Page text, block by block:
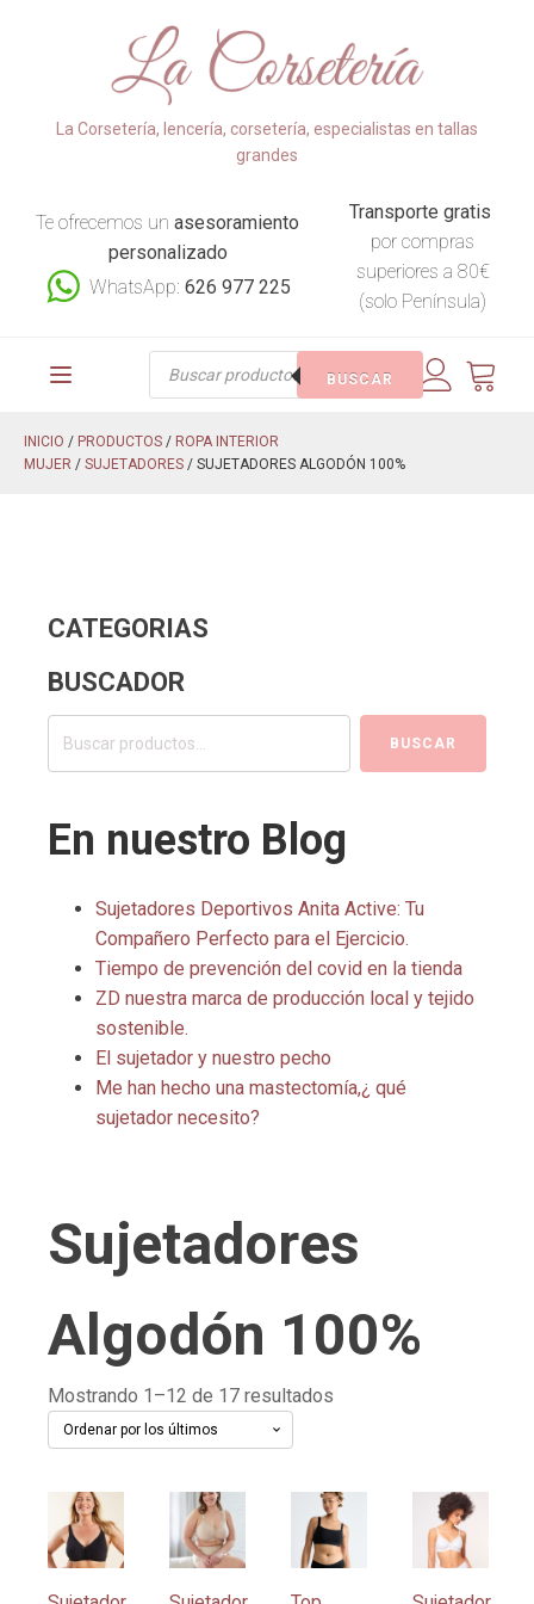
La Corsetería, lencería, corsetería, especialistas en tallas
grandes
Te ofrecemos unasesoramiento
personalizado
WhatsApp:626 977 225
Transporte gratis
por compras
superiores a 80€
(solo Península)
Búsqueda
BUSCAR
INICIO / PRODUCTOS / ROPA INTERIOR
MUJER / SUJETADORES / SUJETADORES ALGODÓN 100%
CATEGORIAS
BUSCADOR
Buscar
BUSCAR
En nuestro Blog
Sujetadores Deportivos Anita Active: Tu
Compañero Perfecto para el Ejercicio.
Tiempo de prevención del covid en la tienda
ZD nuestra marca de producción local y tejido
sostenible.
El sujetador y nuestro pecho
Me han hecho una mastectomía,¿ qué
sujetador necesito?
Sujetadores
Algodón 100%
Mostrando 1–12 de 17 resultados
Este
producto
tiene
múltiples
Este
producto
tiene
múltiples
Este
producto
tiene
múltiples
Este
producto
tiene
múltiples